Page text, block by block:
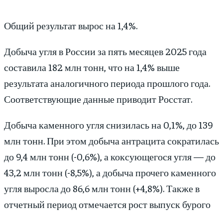
Общий результат вырос на 1,4%.
Добыча угля в России за пять месяцев 2025 года
составила 182 млн тонн, что на 1,4% выше
результата аналогичного периода прошлого года.
Соответствующие данные приводит Росстат.
Добыча каменного угля снизилась на 0,1%, до 139
млн тонн. При этом добыча антрацита сократилась
до 9,4 млн тонн (-0,6%), а коксующегося угля — до
43,2 млн тонн (-8,5%), а добыча прочего каменного
угля выросла до 86,6 млн тонн (+4,8%). Также в
отчетный период отмечается рост выпуск бурого